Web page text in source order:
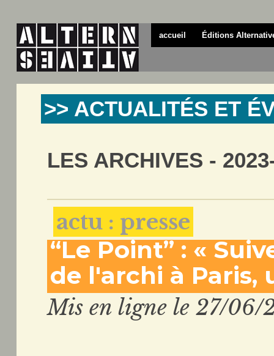
accueil Éditions
>> ACTUALITÉS ET
LES ARCHIVES -
actu : presse
“Le Point” : «
de l'archi à Paris,
Mis en ligne le 27/06/